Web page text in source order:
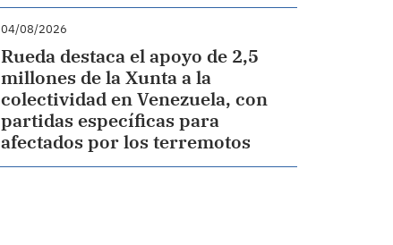
04/08/2026
Rueda destaca el apoyo de 2,5
millones de la Xunta a la
colectividad en Venezuela, con
partidas específicas para
afectados por los terremotos